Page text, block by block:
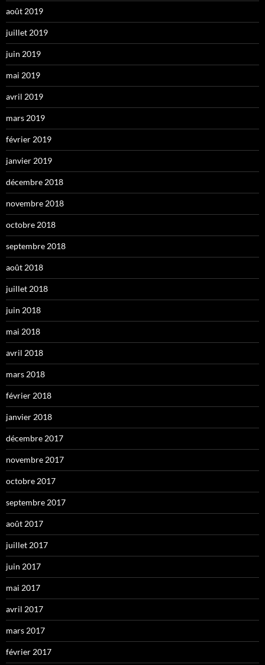
août 2019
juillet 2019
juin 2019
mai 2019
avril 2019
mars 2019
février 2019
janvier 2019
décembre 2018
novembre 2018
octobre 2018
septembre 2018
août 2018
juillet 2018
juin 2018
mai 2018
avril 2018
mars 2018
février 2018
janvier 2018
décembre 2017
novembre 2017
octobre 2017
septembre 2017
août 2017
juillet 2017
juin 2017
mai 2017
avril 2017
mars 2017
février 2017